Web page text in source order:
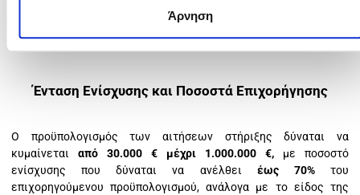
Άρνηση
Ένταση Ενίσχυσης και Ποσοστά Επιχορήγησης
Ο προϋπολογισμός των αιτήσεων στήριξης δύναται να
κυμαίνεται από 30.000 € μέχρι 1.000.000 €, με ποσοστό
ενίσχυσης που δύναται να ανέλθει έως 70%του
επιχορηγούμενου προϋπολογισμού, ανάλογα με το είδος της